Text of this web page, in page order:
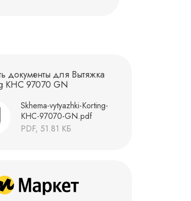
документы для Вытяжка
KHC 97070 GN
Skhema-vytyazhki-Korting-
KHC-97070-GN.pdf
PDF, 51.81 КБ